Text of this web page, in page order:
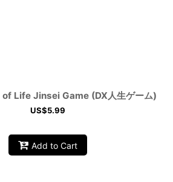
of Life Jinsei Game (DX人生ゲーム)
US$5.99
Add to Cart